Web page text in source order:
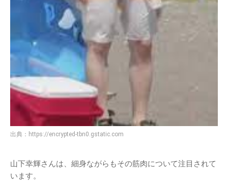
出典： https://encrypted-tbn0.gstatic.com
山下幸輝さんは、細身ながらもその筋肉について注目されて
います。